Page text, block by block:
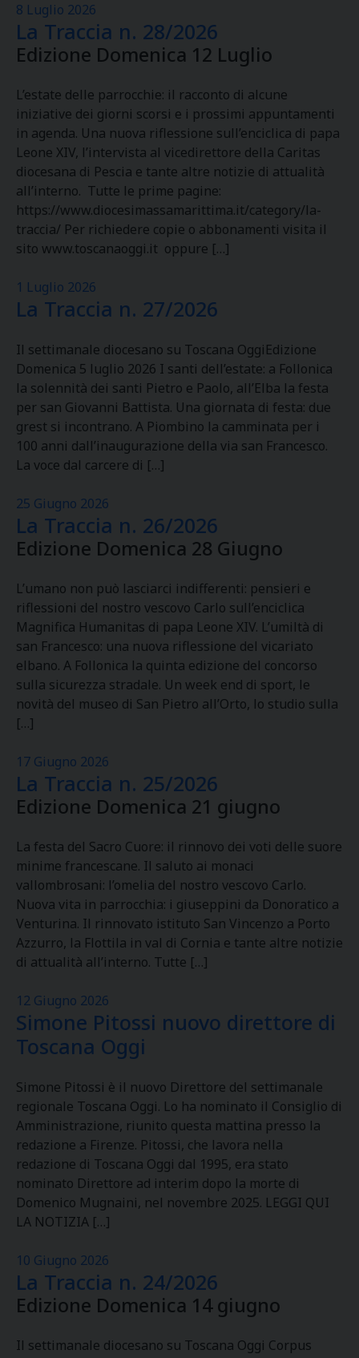
8 Luglio 2026
La Traccia n. 28/2026
Edizione Domenica 12 Luglio
L’estate delle parrocchie: il racconto di alcune
iniziative dei giorni scorsi e i prossimi appuntamenti
in agenda. Una nuova riflessione sull’enciclica di papa
Leone XIV, l’intervista al vicedirettore della Caritas
diocesana di Pescia e tante altre notizie di attualità
all’interno. Tutte le prime pagine:
https://www.diocesimassamarittima.it/category/la-
traccia/ Per richiedere copie o abbonamenti visita il
sito www.toscanaoggi.it oppure […]
1 Luglio 2026
La Traccia n. 27/2026
Il settimanale diocesano su Toscana OggiEdizione
Domenica 5 luglio 2026 I santi dell’estate: a Follonica
la solennità dei santi Pietro e Paolo, all’Elba la festa
per san Giovanni Battista. Una giornata di festa: due
grest si incontrano. A Piombino la camminata per i
100 anni dall’inaugurazione della via san Francesco.
La voce dal carcere di […]
25 Giugno 2026
La Traccia n. 26/2026
Edizione Domenica 28 Giugno
L’umano non può lasciarci indifferenti: pensieri e
riflessioni del nostro vescovo Carlo sull’enciclica
Magnifica Humanitas di papa Leone XIV. L’umiltà di
san Francesco: una nuova riflessione del vicariato
elbano. A Follonica la quinta edizione del concorso
sulla sicurezza stradale. Un week end di sport, le
novità del museo di San Pietro all’Orto, lo studio sulla
[…]
17 Giugno 2026
La Traccia n. 25/2026
Edizione Domenica 21 giugno
La festa del Sacro Cuore: il rinnovo dei voti delle suore
minime francescane. Il saluto ai monaci
vallombrosani: l’omelia del nostro vescovo Carlo.
Nuova vita in parrocchia: i giuseppini da Donoratico a
Venturina. Il rinnovato istituto San Vincenzo a Porto
Azzurro, la Flottila in val di Cornia e tante altre notizie
di attualità all’interno. Tutte […]
12 Giugno 2026
Simone Pitossi nuovo direttore di
Toscana Oggi
Simone Pitossi è il nuovo Direttore del settimanale
regionale Toscana Oggi. Lo ha nominato il Consiglio di
Amministrazione, riunito questa mattina presso la
redazione a Firenze. Pitossi, che lavora nella
redazione di Toscana Oggi dal 1995, era stato
nominato Direttore ad interim dopo la morte di
Domenico Mugnaini, nel novembre 2025. LEGGI QUI
LA NOTIZIA […]
10 Giugno 2026
La Traccia n. 24/2026
Edizione Domenica 14 giugno
Il settimanale diocesano su Toscana Oggi Corpus